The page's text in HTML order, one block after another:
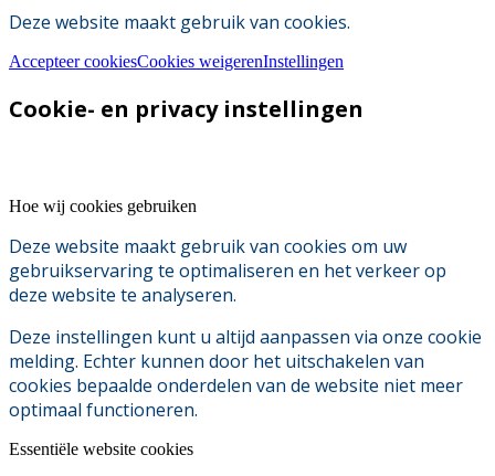
Deze website maakt gebruik van cookies.
Accepteer cookiesCookies weigerenInstellingen
Cookie- en privacy instellingen
Hoe wij cookies gebruiken
Deze website maakt gebruik van cookies om uw
gebruikservaring te optimaliseren en het verkeer op
deze website te analyseren.
Deze instellingen kunt u altijd aanpassen via onze cookie
melding. Echter kunnen door het uitschakelen van
cookies bepaalde onderdelen van de website niet meer
optimaal functioneren.
Essentiële website cookies